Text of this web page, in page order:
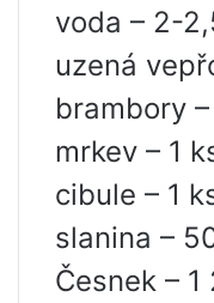
voda – 2-
uzená
brambory
mrkev – 1
cibule – 1
slanina –
Česnek –